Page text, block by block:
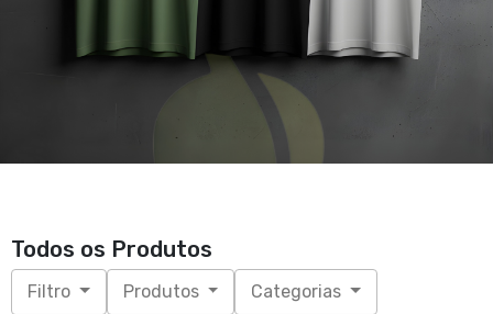
Todos os Produtos
Filtro Produtos Categorias